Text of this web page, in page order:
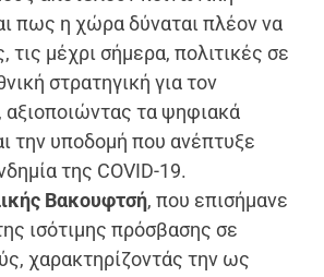
πως η χώρα δύναται πλέον να
τις μέχρι σήμερα, πολιτικές σε
στρατηγική για τον
αξιοποιώντας τα ψηφιακά
την υποδομή που ανέπτυξε
της COVID-19.
Βακουφτσή, που επισήμανε
ισότιμης πρόσβασης σε
χαρακτηρίζοντάς την ως